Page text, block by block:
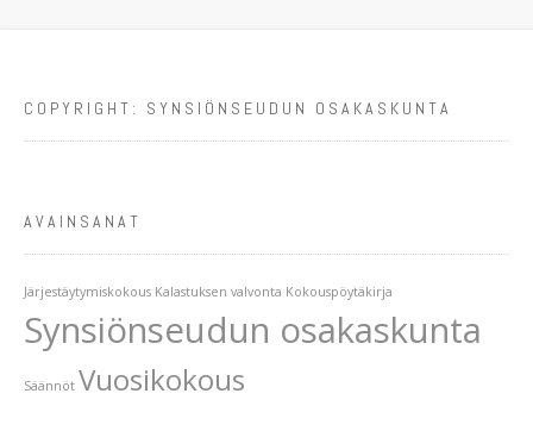
COPYRIGHT: SYNSIÖNSEUDUN OSAKASKUNTA
AVAINSANAT
Järjestäytymiskokous Kalastuksen valvonta Kokouspöytäkirja
Synsiönseudun osakaskunta
Säännöt Vuosikokous